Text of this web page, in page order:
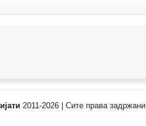
2011-2026 | Сите права задржани